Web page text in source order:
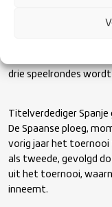
Sterke tegenstand
Het Rugby Europe
drie speelrondes
Titelverdediger
De Spaanse ploeg,
vorig jaar het toernooi
als tweede, gevolgd
uit het toernooi,
inneemt.